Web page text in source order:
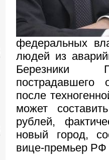
федеральных
людей из
Березники
пострадавшего
после
может
рублей,
новый город,
вице-премьер РФ